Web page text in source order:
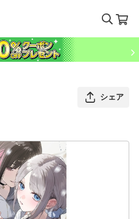
シェア